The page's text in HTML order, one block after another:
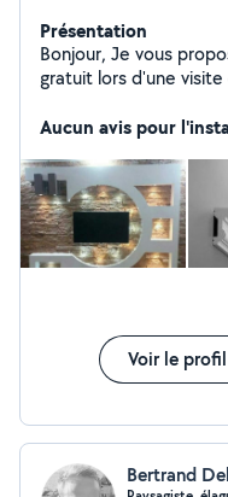
Présentation
Bonjour, Je vous
gratuit lors d'une
séparation, Peinture
isolation .
Aucun avis pour
Voir le profil
Bertrand